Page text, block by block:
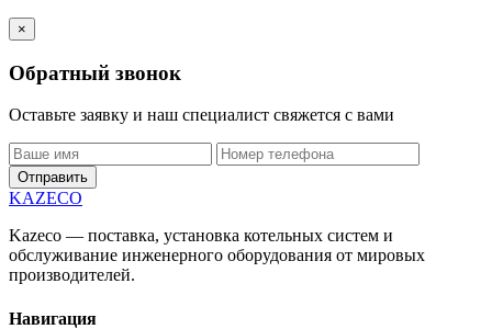
×
Обратный звонок
Оставьте заявку и наш специалист свяжется с вами
Отправить
KAZECO
Kazeco — поставка, установка котельных систем и
обслуживание инженерного оборудования от мировых
производителей.
Навигация